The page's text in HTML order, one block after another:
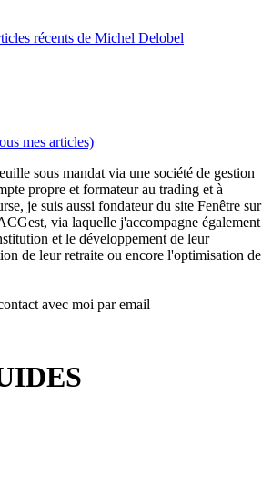
récents de Michel Delobel
mes articles)
sous mandat via une société de gestion
propre et formateur au trading et à
je suis aussi fondateur du site Fenêtre sur
via laquelle j'accompagne également
et le développement de leur
de leur retraite ou encore l'optimisation de
avec moi par email